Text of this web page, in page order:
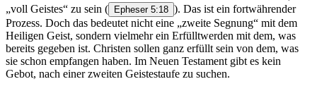
„voll Geistes“ zu sein ( Epheser 5:18 ). Das ist ein fortwährender
Prozess. Doch das bedeutet nicht eine „zweite Segnung“ mit dem
Heiligen Geist, sondern vielmehr ein Erfülltwerden mit dem, was
bereits gegeben ist. Christen sollen ganz erfüllt sein von dem, was
sie schon empfangen haben. Im Neuen Testament gibt es kein
Gebot, nach einer zweiten Geistestaufe zu suchen.